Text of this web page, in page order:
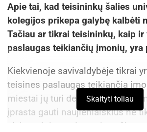
Apie tai, kad teisininkų šalies
kolegijos prikepa galybę kalbėti
Tačiau ar tikrai teisininkų, kaip ir
paslaugas teikiančių įmonių, yra
Kiekvienoje savivaldybėje tikrai
teisines paslaugas teikiančią
miestai jų turi dešimtis, ar net
įprasta gauti naujienlaiškius ne
elektroninių parduotuvių, tačiau
Skaityti toliau